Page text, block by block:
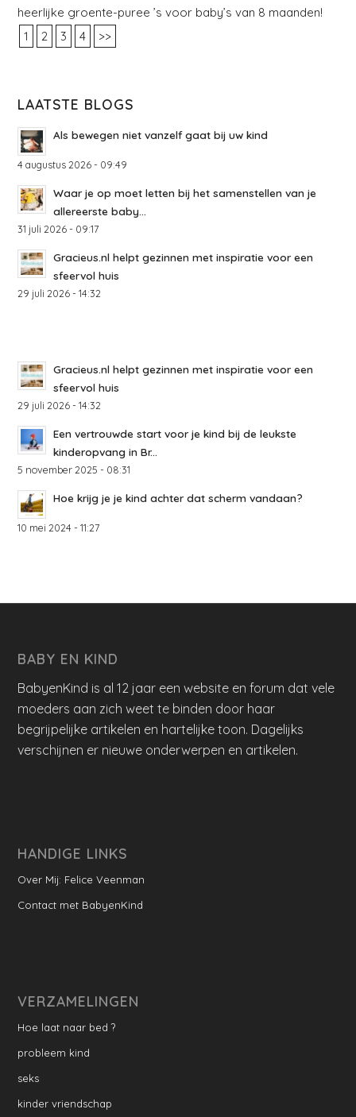
heerlijke groente-puree ’s voor baby’s van 8 maanden!
1
2 3 4 >>
LAATSTE BLOGS
Als bewegen niet vanzelf gaat bij uw kind
4 augustus 2026 - 09:49
Waar je op moet letten bij het samenstellen van je
allereerste baby...
31 juli 2026 - 09:17
Gracieus.nl helpt gezinnen met inspiratie voor een
sfeervol huis
29 juli 2026 - 14:32
Gracieus.nl helpt gezinnen met inspiratie voor een
sfeervol huis
29 juli 2026 - 14:32
Een vertrouwde start voor je kind bij de leukste
kinderopvang in Br...
5 november 2025 - 08:31
Hoe krijg je je kind achter dat scherm vandaan?
10 mei 2024 - 11:27
BABY EN KIND
BabyenKind is al 12 jaar een website en forum dat vele
moeders aan zich weet te binden door haar
begrijpelijke artikelen en hartelijke toon. Dagelijks
verschijnen er nieuwe onderwerpen en artikelen.
HANDIGE LINKS
Over Mij: Felice Veenman
Contact met BabyenKind
VERZAMELINGEN
Hoe laat naar bed ?
probleem kind
seks
kinder vriendschap